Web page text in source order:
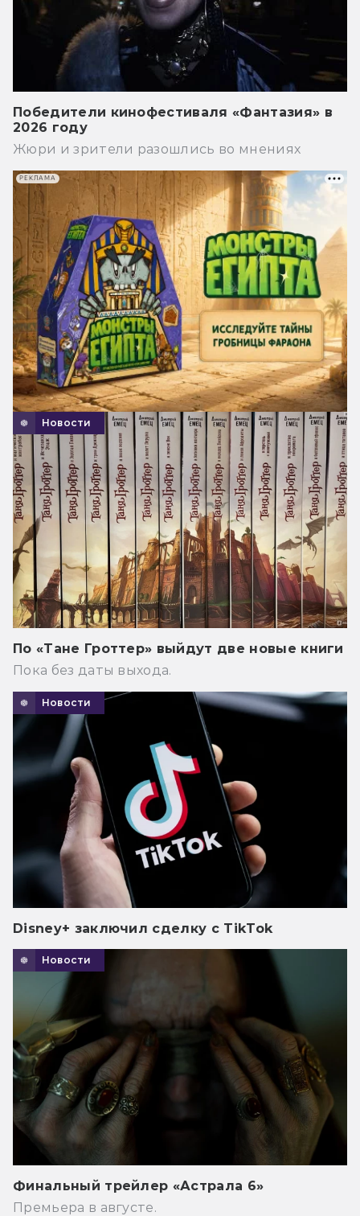
Победители кинофестиваля «Фантазия» в
2026 году
Жюри и зрители разошлись во мнениях
Новости
По «Тане Гроттер» выйдут две новые книги
Пока без даты выхода.
Новости
Disney+ заключил сделку с TikTok
Новости
Финальный трейлер «Астрала 6»
Премьера в августе.
РЕКЛАМА